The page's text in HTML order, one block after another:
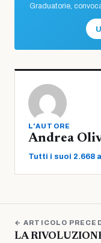
Graduatorie,
L'AUTORE
Andrea
Tutti i suoi 2.668
← ARTICOLO
LA